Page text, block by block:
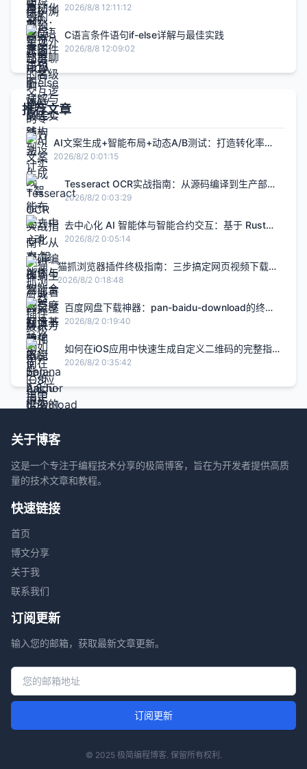
2026/8/8 12:11:12
C语言条件语句if-else详解与最佳实践
2026/8/8 12:09:02
推荐文章
AI文案生成+智能布局+动态A/B测试：打造转化率提
升2.8倍的H5智能设计闭环，限免内测通道今日关闭
2026/8/2 0:01:15
Tesseract OCR实战指南：从源码编译到生产部署
的完整解决方案
2026/8/2 0:03:29
去中心化 AI 智能体与智能合约交互：基于 Rust
Solana Anchor 框架的链上 Agent 实战
2026/8/2 0:05:14
猫抓浏览器插件终极指南：三步搞定网页视频下载的
完整解决方案
2026/8/2 0:18:48
百度网盘下载神器：pan-baidu-download的终极
实战指南
2026/8/2 0:19:40
如何在iOS应用中快速生成自定义二维码的完整指
南
2026/8/2 0:35:42
关于博客
这是一个专注于编程技术分享的极简博客，旨在为开发者提供高质
量的技术文章和教程。
快速链接
首页
博文分享
关于我
联系我们
订阅更新
输入您的邮箱，获取最新文章更新。
邮箱地址
订阅更新
© 2025 极简编程博客. 保留所有权利.